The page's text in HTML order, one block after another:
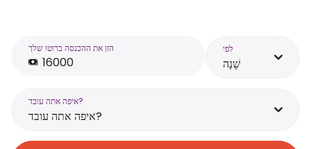
הזן את ההכנסה ברוטו שלך לפי
שָׁנָה
איפה אתה עובד?
איפה אתה עובד?